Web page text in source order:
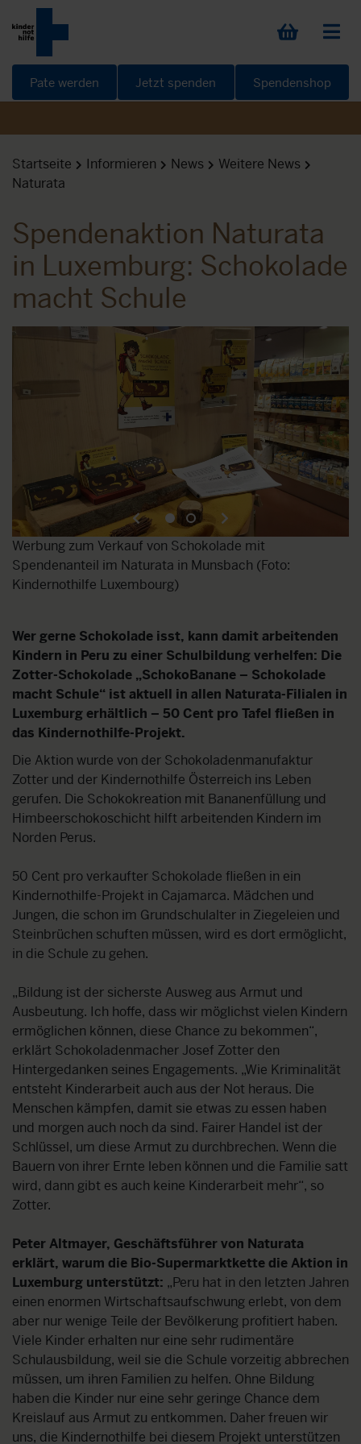
Pate werden Jetzt spenden Spendenshop
Startseite Informieren News
Weitere News
Naturata
Spendenaktion Naturata
in Luxemburg: Schokolade
macht Schule
Werbung zum Verkauf von Schokolade mit
Spendenanteil im Naturata in Munsbach (Foto:
Kindernothilfe Luxembourg)
Wer gerne Schokolade isst, kann damit arbeitenden
Kindern in Peru zu einer Schulbildung verhelfen: Die
Zotter-Schokolade „SchokoBanane – Schokolade
macht Schule“ ist aktuell in allen Naturata-Filialen in
Luxemburg erhältlich – 50 Cent pro Tafel fließen in
das Kindernothilfe-Projekt.
Die Aktion wurde von der Schokoladenmanufaktur
Zotter und der Kindernothilfe Österreich ins Leben
gerufen. Die Schokokreation mit Bananenfüllung und
Himbeerschokoschicht hilft arbeitenden Kindern im
Norden Perus.
50 Cent pro verkaufter Schokolade fließen in ein
Kindernothilfe-Projekt in Cajamarca. Mädchen und
Jungen, die schon im Grundschulalter in Ziegeleien und
Steinbrüchen schuften müssen, wird es dort ermöglicht,
in die Schule zu gehen.
„Bildung ist der sicherste Ausweg aus Armut und
Ausbeutung. Ich hoffe, dass wir möglichst vielen Kindern
ermöglichen können, diese Chance zu bekommen“,
erklärt Schokoladenmacher Josef Zotter den
Hintergedanken seines Engagements. „Wie Kriminalität
entsteht Kinderarbeit auch aus der Not heraus. Die
Menschen kämpfen, damit sie etwas zu essen haben
und morgen auch noch da sind. Fairer Handel ist der
Schlüssel, um diese Armut zu durchbrechen. Wenn die
Bauern von ihrer Ernte leben können und die Familie satt
wird, dann gibt es auch keine Kinderarbeit mehr“, so
Zotter.
Peter Altmayer, Geschäftsführer von Naturata
erklärt, warum die Bio-Supermarktkette die Aktion in
Luxemburg unterstützt: „Peru hat in den letzten Jahren
einen enormen Wirtschaftsaufschwung erlebt, von dem
aber nur wenige Teile der Bevölkerung profitiert haben.
Viele Kinder erhalten nur eine sehr rudimentäre
Schulausbildung, weil sie die Schule vorzeitig abbrechen
müssen, um ihren Familien zu helfen. Ohne Bildung
haben die Kinder nur eine sehr geringe Chance dem
Kreislauf aus Armut zu entkommen. Daher freuen wir
uns, die Kindernothilfe bei diesem Projekt unterstützen